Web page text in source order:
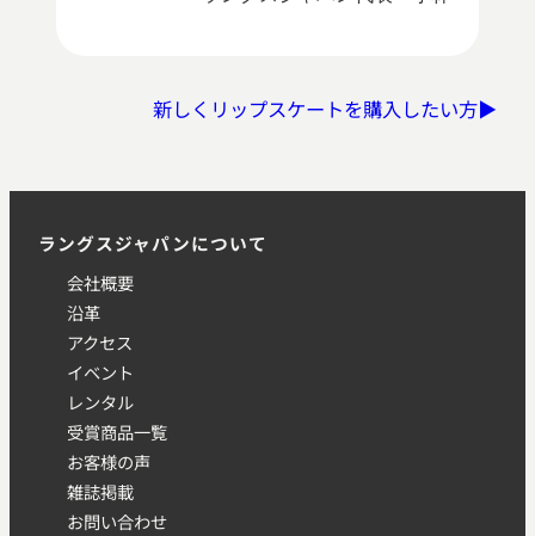
新しくリップスケートを購入したい方▶
ラングスジャパンについて
会社概要
沿革
アクセス
イベント
レンタル
受賞商品一覧
お客様の声
雑誌掲載
お問い合わせ